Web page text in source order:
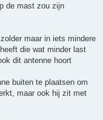
de mast zou zijn
maar in iets mindere
die wat minder last
dit antenne hoort
buiten te plaatsen om
maar ook hij zit met